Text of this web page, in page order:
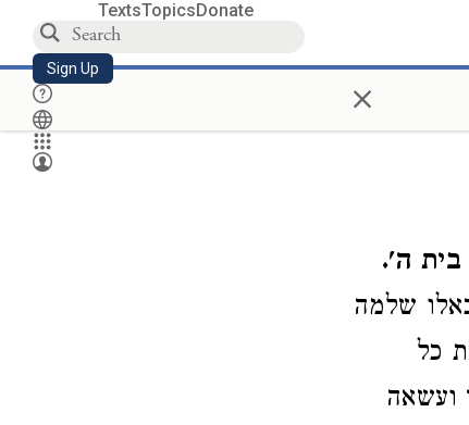
TextsTopicsDonate
Sign Up ×
ה'.
שלמה
כל